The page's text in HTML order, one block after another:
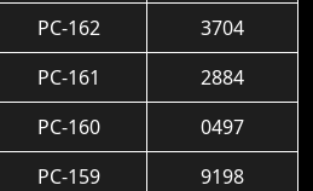
PC-162
3704
PC-161
2884
PC-160
0497
PC-159
9198